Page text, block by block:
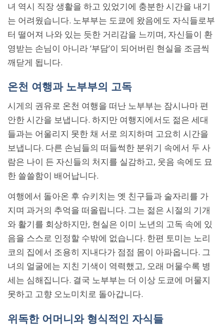
녀 역시 직장 생활을 하고 있었기에 충분한 시간을 내기
는 어려웠습니다. 노부부는 도쿄에 왔음에도 자식들로부
터 떨어져 나와 있는 듯한 거리감을 느끼며, 자신들이 환
영받는 손님이 아니라 ‘부담’이 되어버린 현실을 조금씩
깨닫게 됩니다.
온천 여행과 노부부의 고독
시게의 권유로 온천 여행을 떠난 노부부는 잠시나마 편
안한 시간을 보냅니다. 하지만 여행지에서도 젊은 세대
들과는 어울리지 못한 채 서로 의지하며 고요히 시간을
보냅니다. 다른 손님들의 떠들썩한 분위기 속에서 두 사
람은 나이 든 자신들의 처지를 실감하고, 웃음 속에도 묘
한 쓸쓸함이 배어납니다.
여행에서 돌아온 후 슈키치는 옛 친구들과 술자리를 가
지며 과거의 추억을 떠올립니다. 그는 젊은 시절의 기개
와 활기를 회상하지만, 현실은 이미 노년의 고독 속에 있
음을 스스로 인정할 수밖에 없습니다. 한편 토미는 노리
코의 집에서 조용히 지내다가 점점 몸이 아파옵니다. 그
녀의 얼굴에는 지친 기색이 역력했고, 오래 머물수록 병
세는 심해집니다. 결국 노부부는 더 이상 도쿄에 머물지
못하고 고향 오노미치로 돌아갑니다.
위독한 어머니와 형식적인 자식들